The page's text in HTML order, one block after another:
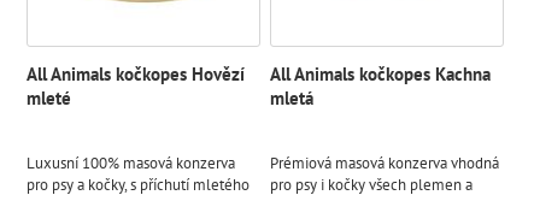
All Animals kočkopes Hovězí
mleté
Luxusní 100% masová konzerva
pro psy a kočky, s příchutí mletého
All Animals kočkopes Kachna
mletá
Prémiová masová konzerva vhodná
pro psy i kočky všech plemen a